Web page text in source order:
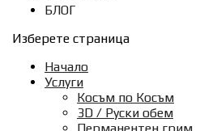
БЛОГ
Изберете страница
Начало
Услуги
Косъм по Косъм
3D / Руски обем